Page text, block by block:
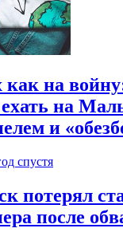
на
ехать на
и
спустя
потерял
после